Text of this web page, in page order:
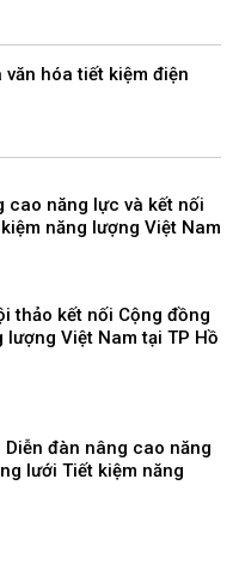
hóa tiết kiệm điện
cao năng lực và kết nối
năng lượng Việt Nam
thảo kết nối Cộng đồng
lượng Việt Nam tại TP Hồ
Diễn đàn nâng cao năng
lưới Tiết kiệm năng